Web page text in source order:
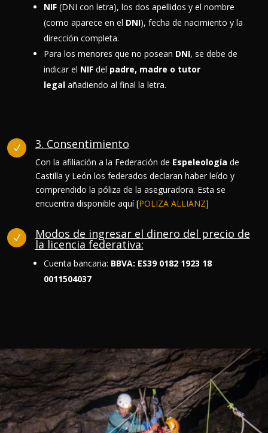
NIF (DNI con letra), los dos apellidos y el nombre
(como aparece en el DNI), fecha de nacimiento y la
dirección completa.
Para los menores que no posean DNI, se debe de
indicar el NIF del padre, madre o tutor
legal añadiendo al final la letra.
N 3. Consentimiento
Con la afiliación a la Federación de Espeleología de
Castilla y León los federados declaran haber leído y
comprendido la póliza de la aseguradora. Esta se
encuentra disponible aquí [POLIZA ALLIANZ]
N Modos de ingresar el dinero del precio de
la licencia federativa:
Cuenta bancaria: BBVA: ES39 0182 1923 18
0011504037